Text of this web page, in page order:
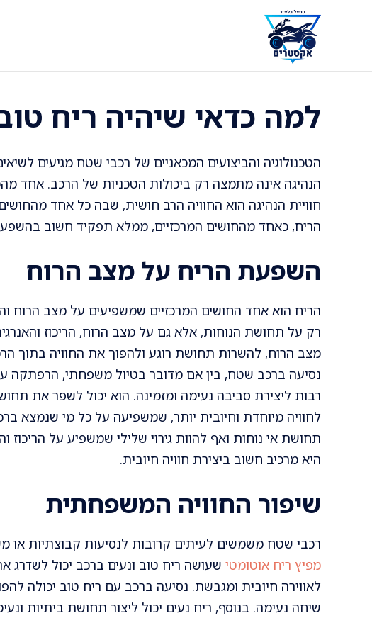
למה כדאי שיהיה ריח
הטכנולוגיה והביצועים המכאניים של רכבי שטח מגיעים
הנהיגה אינה מתמצה רק ביכולות הטכניות של הרכב. אחד
חוויית הנהיגה הוא החוויה הרב חושית, שבה כל אחד
הריח, כאחד מהחושים המרכזיים, ממלא תפקיד חשוב
השפעת הריח על מצב הרוח
הריח הוא אחד החושים המרכזיים שמשפיעים על מצב הרוח
רק על תחושת הנוחות, אלא גם על מצב הרוח, הריכוז
מצב הרוח, להשרות תחושת רוגע ולהפוך את החוויה בתוך
נסיעה ברכב שטח, בין אם מדובר בטיול משפחתי, הרפתקה
רבות ליצירת סביבה נעימה ומזמינה. הוא יכול לשפר את
לחוויה מיוחדת וחיובית יותר, שמשפיעה על כל מי שנמצא
תחושת אי נוחות ואף להוות גירוי שלילי שמשפיע על
היא מרכיב חשוב ביצירת חוויה חיובית.
שיפור החוויה המשפחתית
רכבי שטח משמשים לעיתים קרובות לנסיעות קבוצתיות
מפיץ ריח אוטומטי שעושה ריח טוב ונעים ברכב יכול לשדרג
לאווירה חיובית ומגבשת. נסיעה ברכב עם ריח טוב יכולה
שיחה נעימה. בנוסף, ריח נעים יכול ליצור תחושת ביתיות